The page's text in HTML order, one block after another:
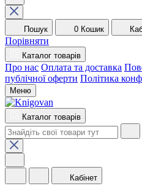
Пошук 0 Кошик
Порівняти
Каталог товарів
Про нас Оплата та доставка
публічної оферти Політика
Меню
Каталог товарів
Кабінет